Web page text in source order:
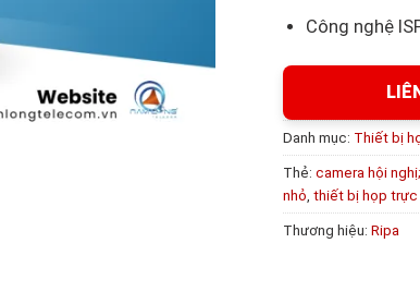
Công nghệ
Danh mục: Thiết bị
Thẻ: camera hội
nhỏ thiết bị họp trực
Thương hiệu: Ripa